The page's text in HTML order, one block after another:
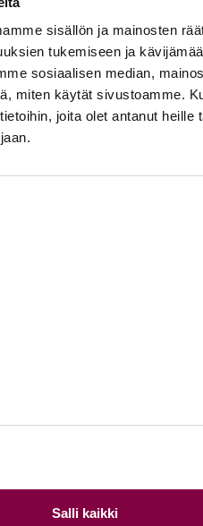
sisällön ja mainosten
tukemiseen ja
sosiaalisen median,
miten käytät sivustoamme.
joita olet antanut heille
Salli kaikki
osaaminen
palvelut